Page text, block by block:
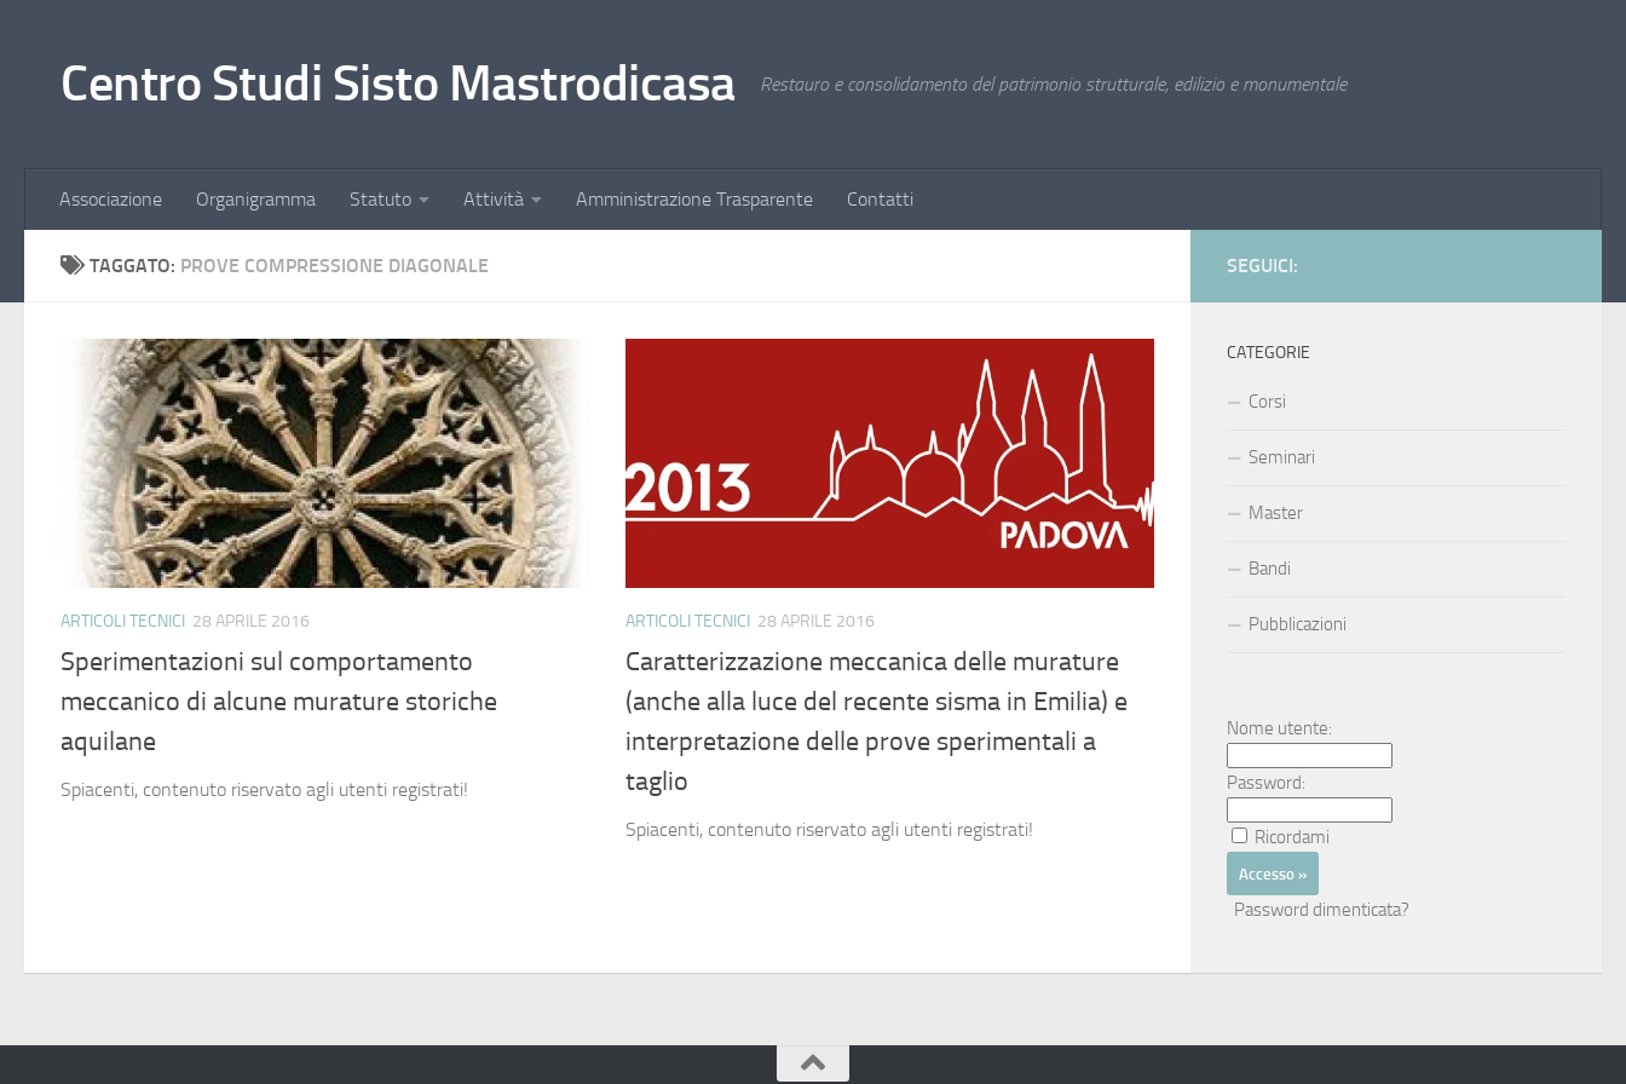
Centro Studi Sisto Mastrodicasa Restauro e consolidamento del patrimonio strutturale, edilizio e monumentale
Associazione Organigramma Statuto Attività Amministrazione Trasparente Contatti
TAGGATO: PROVE COMPRESSIONE DIAGONALE
ARTICOLI TECNICI 28 APRILE 2016
Sperimentazioni sul comportamento
meccanico di alcune murature storiche
aquilane
Spiacenti, contenuto riservato agli utenti registrati!
ARTICOLI TECNICI 28 APRILE 2016
Caratterizzazione meccanica delle murature
(anche alla luce del recente sisma in Emilia) e
interpretazione delle prove sperimentali a
taglio
Spiacenti, contenuto riservato agli utenti registrati!
SEGUICI:
CATEGORIE
Corsi
Seminari
Master
Bandi
Pubblicazioni
Nome utente:
Password:
Ricordami
Password dimenticata?